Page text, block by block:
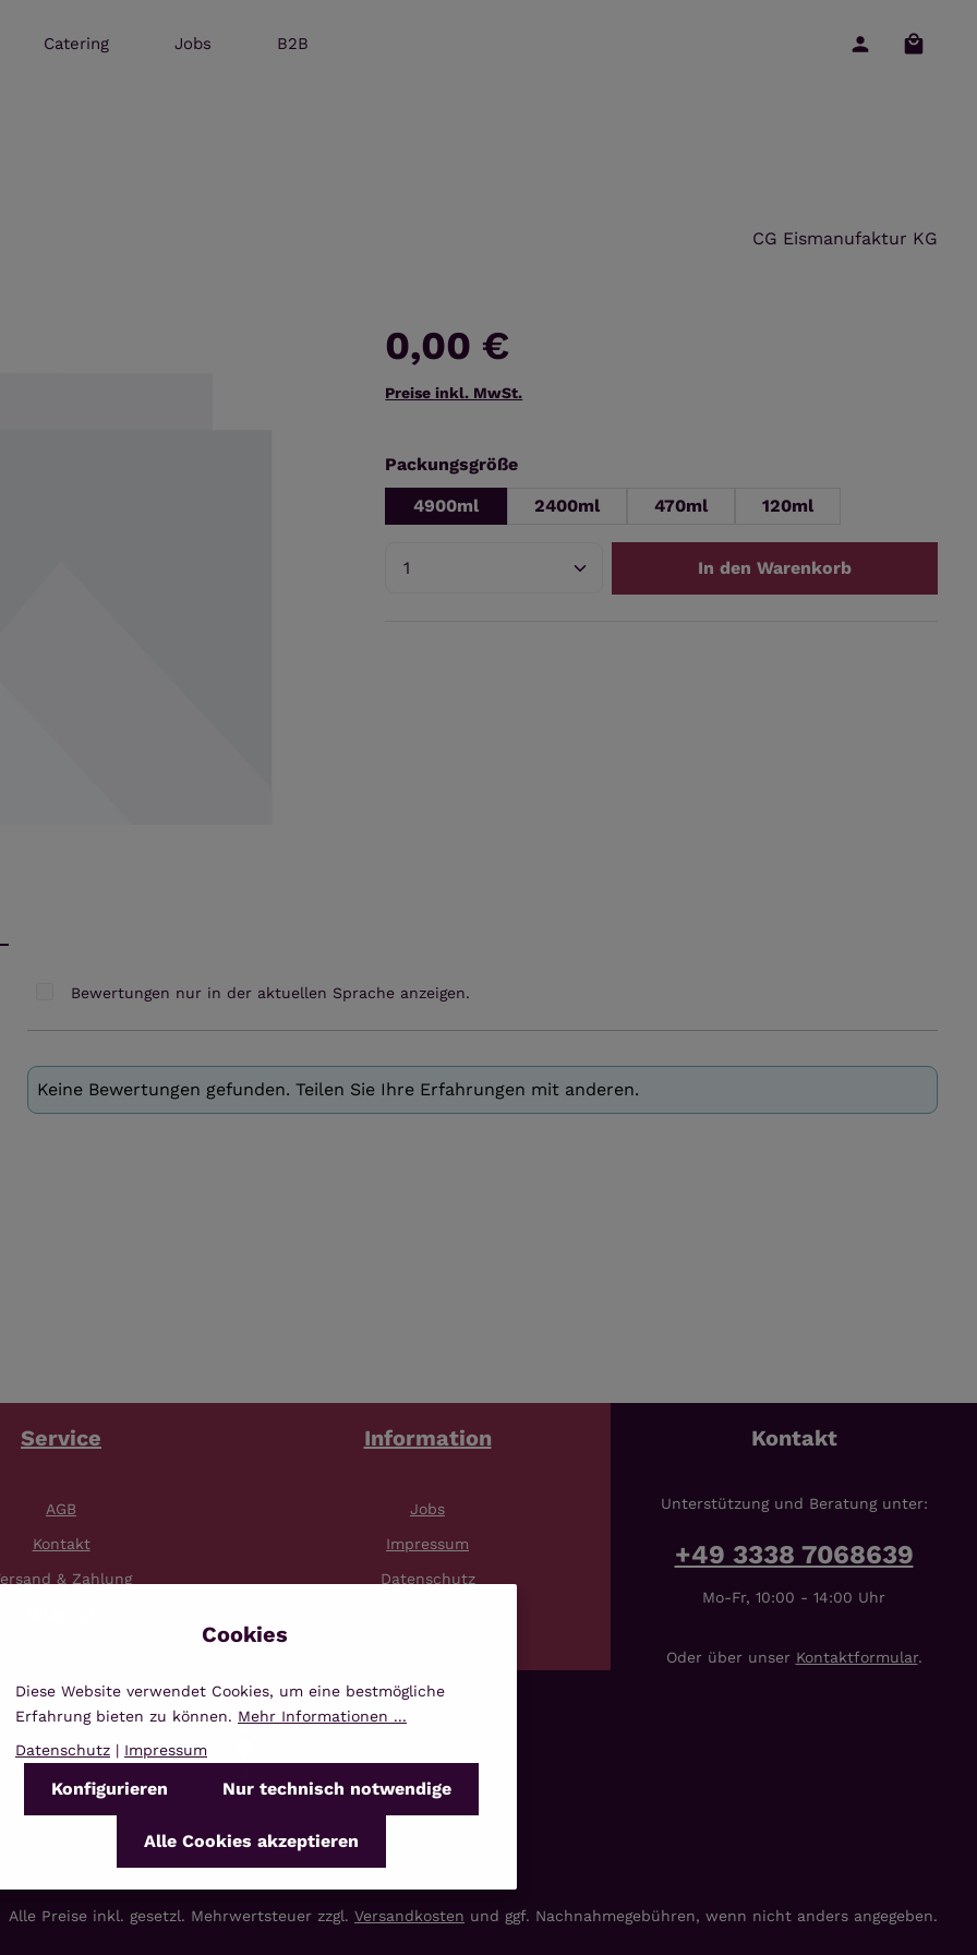
Catering Jobs B2B
CG Eismanufaktur KG
0,00 €
Preise inkl. MwSt.
Packungsgrößeauswählen
4900ml 2400ml 470ml 120ml
Produkt Anzahl: Gib den gewünschten Wert
In den Warenkorb
Bewertungen nur in der aktuellen Sprache anzeigen.
Keine Bewertungen gefunden. Teilen Sie Ihre Erfahrungen mit anderen.
Service
AGB
Kontakt
& Zahlung
Information
Jobs
Impressum
Datenschutz
Kontakt
Unterstützung und Beratung unter:
+49 3338 7068639
Mo-Fr, 10:00 - 14:00 Uhr
Oder über unser Kontaktformular.
Alle Preise inkl. gesetzl. Mehrwertsteuer zzgl. Versandkosten und ggf. Nachnahmegebühren, wenn nicht anders angegeben.
Diese Website verwendet Cookies, um eine bestmögliche
Erfahrung bieten zu können. Mehr Informationen ...
Datenschutz | Impressum
Nur technisch notwendige
Konfigurieren
Alle Cookies akzeptieren